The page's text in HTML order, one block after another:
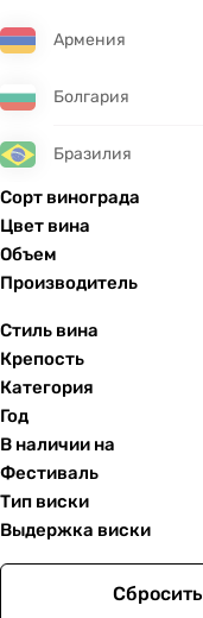
Армения
Болгария
Бразилия
Великобритания
Гватемала
Германия
Греция
Грузия
Сорт винограда
Цвет вина
Объем
Производитель
Стиль вина
Крепость
Категория
Год
В наличии на
Фестиваль
Тип виски
Выдержка виски
Сбросить